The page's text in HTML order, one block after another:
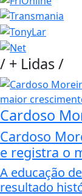
/ + Lidas/
Cardoso
Cardoso
e registra o
A educação
resultado